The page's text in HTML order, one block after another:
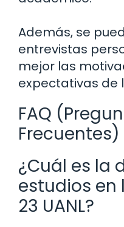
Además, se
entrevistas
mejor las
expectativas de
FAQ
Frecuentes)
¿Cuál es la
estudios en
23 UANL?